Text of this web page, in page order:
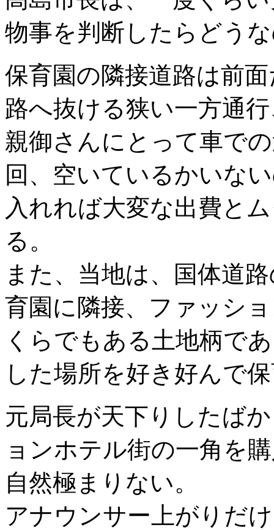
物事を判断したらどう
保育園の隣接道路は前
路へ抜ける狭い一方通
親御さんにとって車で
回、空いているかいな
入れれば大変な出費と
る。
また、当地は、国体道
育園に隣接、ファッシ
くらでもある土地柄で
した場所を好き好んで
元局長が天下りしたば
ョンホテル街の一角を
自然極まりない。
アナウンサー上がりだ